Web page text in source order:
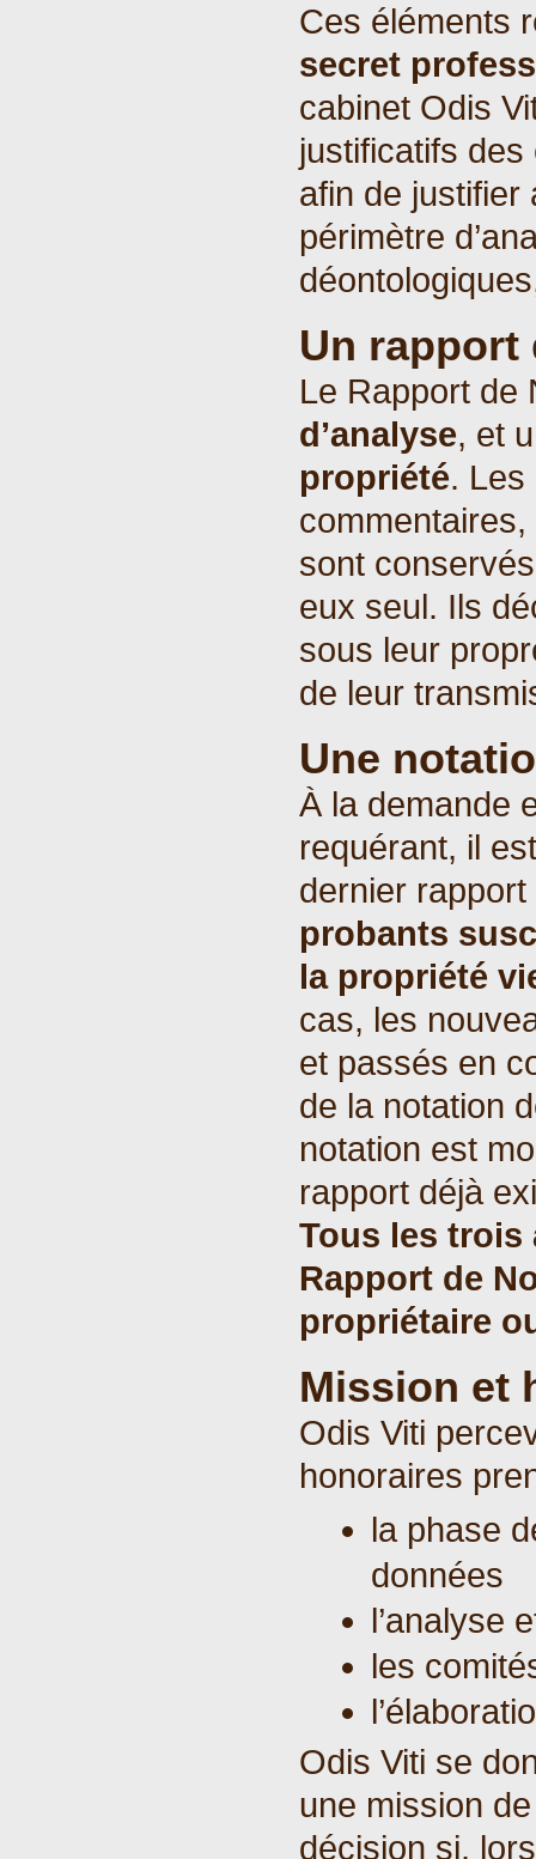
Ces éléments
secret
cabinet Odis
justificatifs des
afin de justifier
périmètre
Un rapport
Le Rapport de
d’analyse, et
propriété. Les
sont
eux seul. Ils
sous leur
de leur
Une
À la demande
requérant, il
dernier
probants
la propriété
cas, les
et passés en
de la notation
notation est
rapport déjà
Tous les trois
Rapport de
propriétaire
Mission et
Odis Viti
honoraires
la phase
données
l’analyse
les
Odis Viti se
une mission
décision si,